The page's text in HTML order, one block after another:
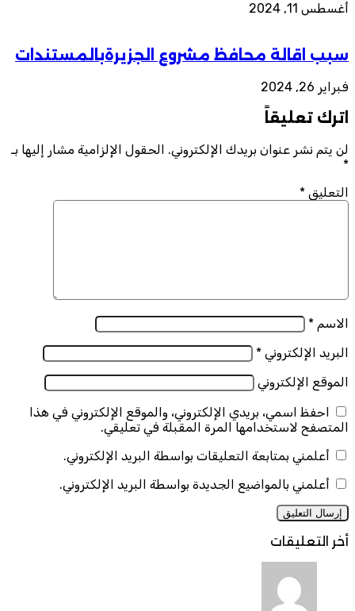
أغسطس 11, 2024
سبب اقالة محافظ مشروع الجزيرةبالمستندات
فبراير 26, 2024
اترك تعليقاً
لن يتم نشر عنوان بريدك الإلكتروني. الحقول الإلزامية مشار إليها بـ
*
التعليق *
الاسم *
البريد الإلكتروني *
الموقع الإلكتروني
احفظ اسمي، بريدي الإلكتروني، والموقع الإلكتروني في هذا
المتصفح لاستخدامها المرة المقبلة في تعليقي.
أعلمني بمتابعة التعليقات بواسطة البريد الإلكتروني.
أعلمني بالمواضيع الجديدة بواسطة البريد الإلكتروني.
أخر التعليقات